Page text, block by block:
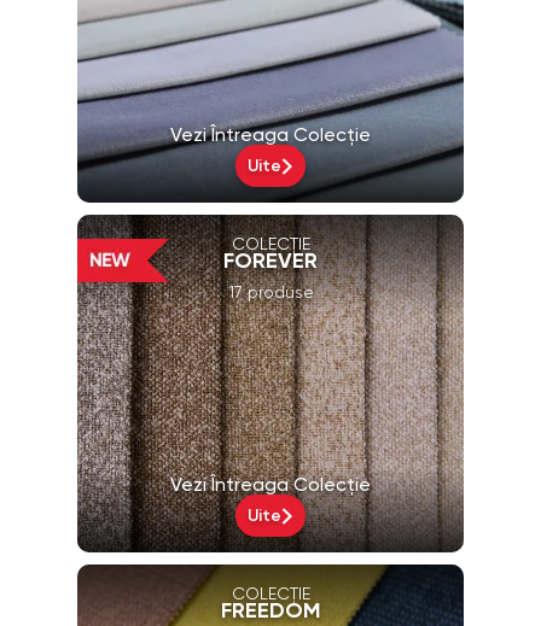
Vezi Întreaga Colecție
Uite
COLECȚIE
FOREVER
17 produse
Vezi Întreaga Colecție
Uite
COLECȚIE
FREEDOM